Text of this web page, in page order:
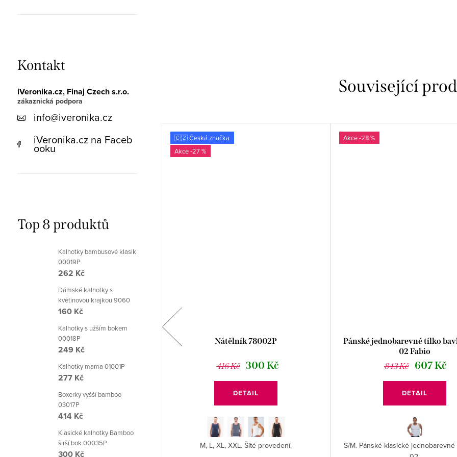
Kontakt
iVeronika.cz, Finaj Czech s.r.o.
info@iveronika.cz
iVeronika.cz na Faceb
ooku
Top 8 produktů
Kalhotky bambusové klasik
00019P
262 Kč
Dámské kalhotky s
květinovou krajkou 9060
160 Kč
Kalhotky s užším bokem
00018P
249 Kč
Kalhotky mama 01001P
277 Kč
Boxerky vyšší bamboo
03017P
414 Kč
Klasické kalhotky Bamboo
širší bok 00035P
300 Kč
Související
Italská značka
-27 %
Pánské tílko vzor U805 Risveglia
419 Kč 302 Kč
DETAIL
XS/S, S/M, M/L, L/XL, XL/XXL, XXL/3XL. Pánské
🇨🇿 Česká značka
-27 %
Nátělník 78002P
416 Kč 300 Kč
DETAIL
M, L, XL, XXL. Šité provedení.
-28 %
Pánské jednobarevné tílko
02 Fabio
843 Kč
607 Kč
DETAIL
S/M. Pánské klasické